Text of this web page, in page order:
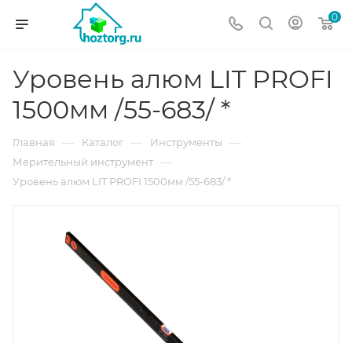
0
Уровень алюм LIT PROFI
1500мм /55-683/ *
Главная — Каталог — Инструменты —
Мерительный инструмент —
Уровень алюм LIT PROFI 1500мм /55-683/ *